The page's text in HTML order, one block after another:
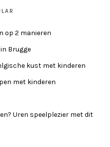
op 2 manieren
Brugge
kust met kinderen
met kinderen
Uren speelplezier met dit